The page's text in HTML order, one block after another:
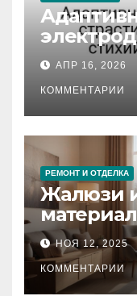
влияние
тезауруса
АПР 16, 2026
КОММЕНТАРИИ
РЕМОНТ И ОТДЕЛКА
Жалюзи
НОЯ 12, 2025
КОММЕНТАРИИ